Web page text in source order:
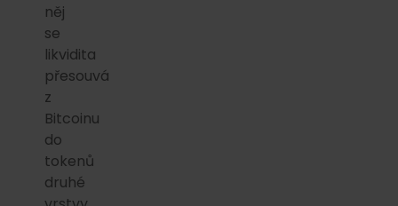
něj
se
likvidita
přesouvá
z
Bitcoinu
do
tokenů
druhé